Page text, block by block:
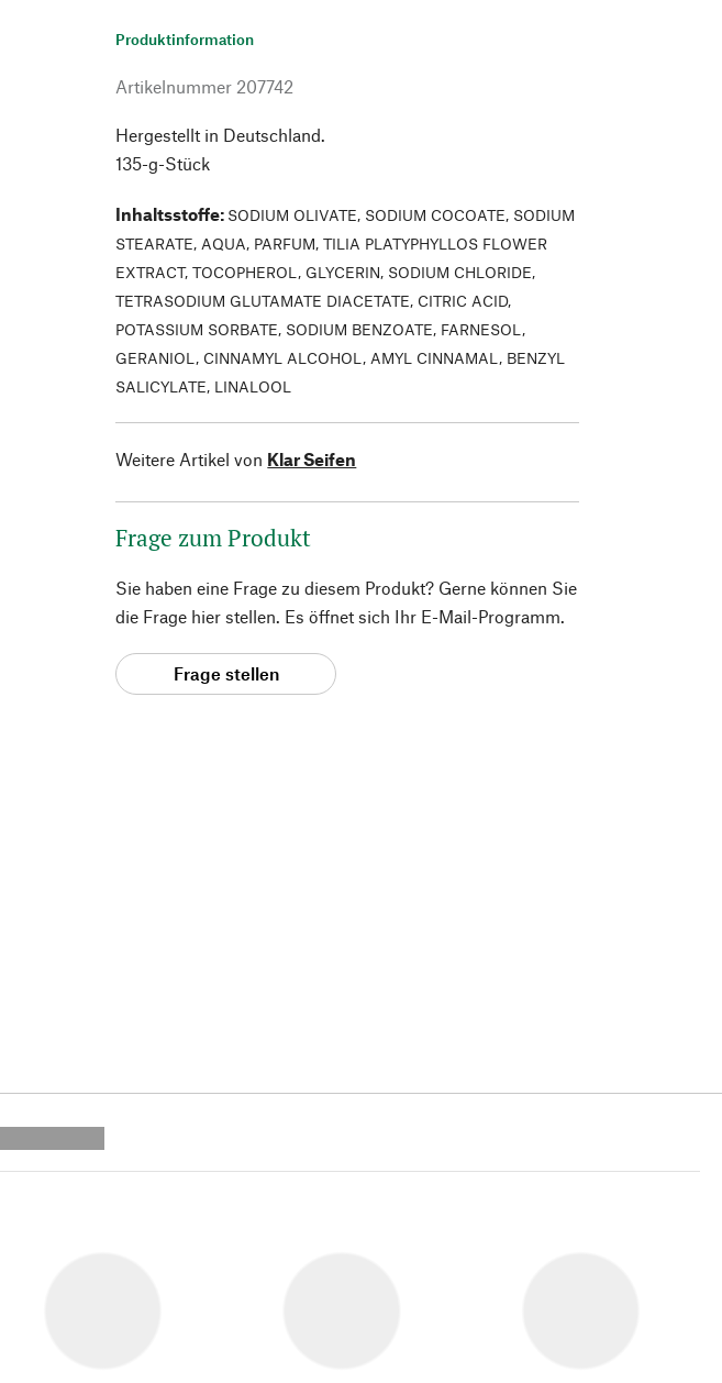
Produktinformation
Artikelnummer 207742
Hergestellt in Deutschland.
135-g-Stück
Inhaltsstoffe: SODIUM OLIVATE, SODIUM COCOATE, SODIUM
STEARATE, AQUA, PARFUM, TILIA PLATYPHYLLOS FLOWER
EXTRACT, TOCOPHEROL, GLYCERIN, SODIUM CHLORIDE,
TETRASODIUM GLUTAMATE DIACETATE, CITRIC ACID,
POTASSIUM SORBATE, SODIUM BENZOATE, FARNESOL,
GERANIOL, CINNAMYL ALCOHOL, AMYL CINNAMAL, BENZYL
SALICYLATE, LINALOOL
Weitere Artikel von Klar Seifen
Frage zum Produkt
Sie haben eine Frage zu diesem Produkt? Gerne können Sie
die Frage hier stellen. Es öffnet sich Ihr E-Mail-Programm.
Frage stellen